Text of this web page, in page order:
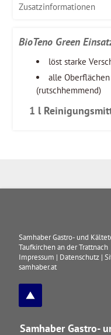
Zusatzinformationen
BioTeno Green
löst starke
alle
(rutschhemmend)
1 l
Samhaber Gastro- und
Taufkirchen an der Trattnach
Impressum | Datenschutz |
samhaber.at
Samhaber Gastro-